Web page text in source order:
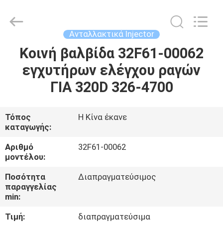
ΣΠΊΤΙ
ΠΡΟΪΌΝΤΑ
ΣΧΕΤΙΚΆ
ΜΕ
ΕΜΆΣ
ΕΠΙΣΚΈΨΕΙΣ
ΣΤΟ
ΕΡΓΟΣΤΆΣΙΟ
AUTO
PARTS
Ανταλλακτικά Injector
Κοινή βαλβίδα 32F61-00062
εγχυτήρων ελέγχου ραγών
ΓΙΑ 320D 326-4700
Τόπος
καταγωγής:
Η Κίνα έκανε
Αριθμό
μοντέλου:
32F61-00062
Ποσότητα
παραγγελίας
min:
Διαπραγματεύσιμος
Τιμή:
διαπραγματεύσιμα